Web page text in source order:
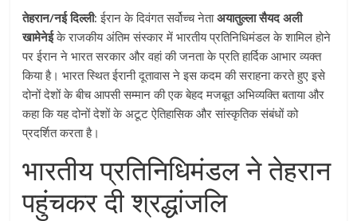
तेहरान/नई दिल्ली: ईरान के दिवंगत सर्वोच्च नेताअयातुल्ला सैयद अली
खामेनेईके राजकीय अंतिम संस्कार में भारतीय प्रतिनिधिमंडल के शामिल होने
पर ईरान ने भारत सरकार और वहां की जनता के प्रति हार्दिक आभार व्यक्त
किया है। भारत स्थित ईरानी दूतावास ने इस कदम की सराहना करते हुए इसे
दोनों देशों के बीच आपसी सम्मान की एक बेहद मजबूत अभिव्यक्ति बताया और
कहा कि यह दोनों देशों के अटूट ऐतिहासिक और सांस्कृतिक संबंधों को
प्रदर्शित करता है।
भारतीय प्रतिनिधिमंडल ने तेहरान
पहुंचकर दी श्रद्धांजलि